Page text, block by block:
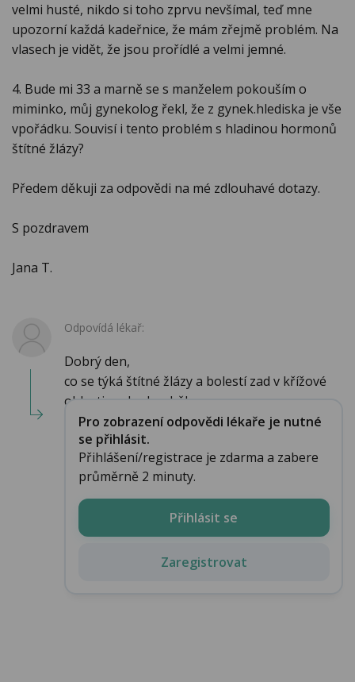
velmi husté, nikdo si toho zprvu nevšímal, teď mne
upozorní každá kadeřnice, že mám zřejmě problém. Na
vlasech je vidět, že jsou prořídlé a velmi jemné.
4. Bude mi 33 a marně se s manželem pokouším o
miminko, můj gynekolog řekl, že z gynek.hlediska je vše
vpořádku. Souvisí i tento problém s hladinou hormonů
štítné žlázy?
Předem děkuji za odpovědi na mé zdlouhavé dotazy.
S pozdravem
Jana T.
Odpovídá lékař:
Dobrý den,
co se týká štítné žlázy a bolestí zad v křížové
oblasti...pokud se během ...
Pro zobrazení odpovědi lékaře je nutné
se přihlásit.
Přihlášení/registrace je zdarma a zabere
průměrně 2 minuty.
Přihlásit se
Zaregistrovat